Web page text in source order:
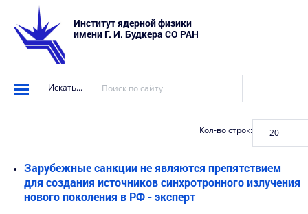
Институт ядерной физики
имени Г. И. Будкера СО РАН
Искать...
Кол-во строк:
Зарубежные санкции не являются препятствием
для создания источников синхротронного излучения
нового поколения в РФ - эксперт